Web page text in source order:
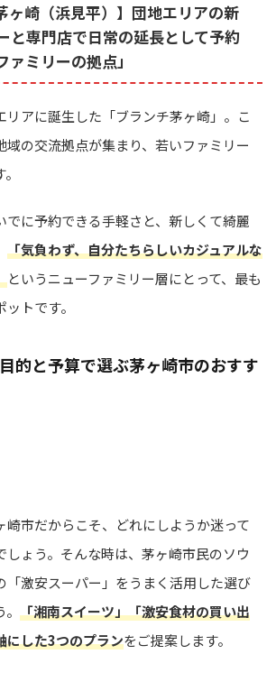
ヶ崎（浜見平）】団地エリアの新
と専門店で日常の延長として予約
ァミリーの拠点」
リアに誕生した「ブランチ茅ヶ崎」。こ
域の交流拠点が集まり、若いファミリー
でに予約できる手軽さと、新しくて綺麗
「気負わず、自分たちらしいカジュアルな
というニューファミリー層にとって、最も
トです。
的と予算で選ぶ茅ヶ崎市のおすす
崎市だからこそ、どれにしようか迷って
しょう。そんな時は、茅ヶ崎市民のソウ
「激安スーパー」をうまく活用した選び
「湘南スイーツ」「激安食材の買い出
にした3つのプランをご提案します。